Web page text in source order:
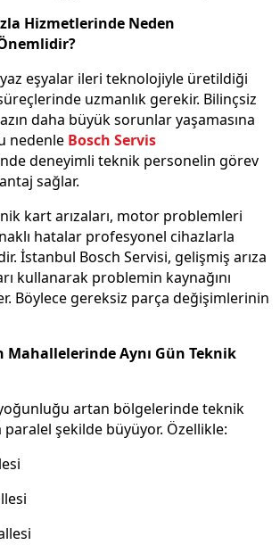
Hizmetlerinde Neden
eşyalar ileri teknolojiyle üretildiği
uzmanlık gerekir. Bilinçsiz
daha büyük sorunlar yaşamasına
nedenle Bosch Servis
deneyimli teknik personelin görev
sağlar.
kart arızaları, motor problemleri
hatalar profesyonel cihazlarla
İstanbul Bosch Servisi, gelişmiş arıza
kullanarak problemin kaynağını
Böylece gereksiz parça değişimlerinin
Mahallelerinde Aynı Gün Teknik
yoğunluğu artan bölgelerinde teknik
paralel şekilde büyüyor. Özellikle: